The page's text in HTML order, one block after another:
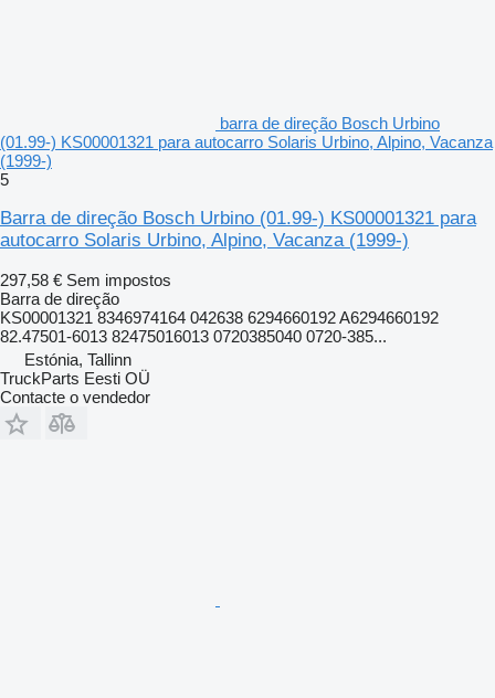
barra de direção Bosch Urbino
(01.99-) KS00001321 para autocarro Solaris Urbino, Alpino, Vacanza
(1999-)
5
Barra de direção Bosch Urbino (01.99-) KS00001321 para
autocarro Solaris Urbino, Alpino, Vacanza (1999-)
297,58 € Sem impostos
Barra de direção
KS00001321 8346974164 042638 6294660192 A6294660192
82.47501-6013 82475016013 0720385040 0720-385...
Estónia, Tallinn
TruckParts Eesti OÜ
Contacte o vendedor